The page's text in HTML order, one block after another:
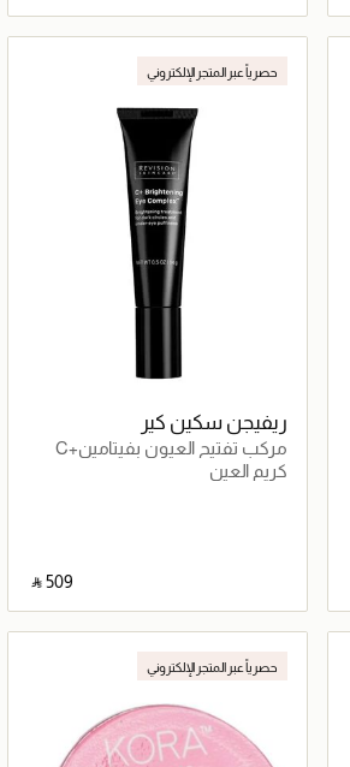
جاري تحميل التفاصيل
حصرياً عبر المتجر الإلكتروني
ريفيجن سكين كير
مركب تفتيح العيون بفيتامينC+
كريم العين
‎ ⃁ ⁦509⁩ ‎
جاري تحميل التفاصيل
حصرياً عبر المتجر الإلكتروني